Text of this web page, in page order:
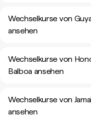
Wechselkurse von
ansehen
Wechselkurse von
Balboa ansehen
Wechselkurse von
ansehen